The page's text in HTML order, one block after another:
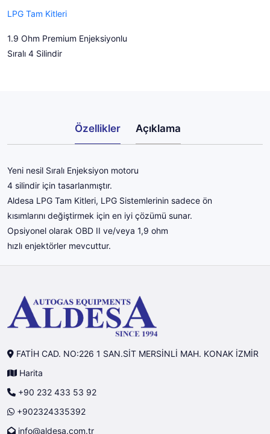
LPG Tam Kitleri
1.9 Ohm Premium Enjeksiyonlu
Sıralı 4 Silindir
Özellikler Açıklama
Yeni nesil Sıralı Enjeksiyon motoru
4 silindir için tasarlanmıştır.
Aldesa LPG Tam Kitleri, LPG Sistemlerinin sadece ön
kısımlarını değiştirmek için en iyi çözümü sunar.
Opsiyonel olarak OBD II ve/veya 1,9 ohm
hızlı enjektörler mevcuttur.
FATİH CAD. NO:226 1 SAN.SİT MERSİNLİ MAH. KONAK İZMİR
Harita
+90 232 433 53 92
+902324335392
info@aldesa.com.tr